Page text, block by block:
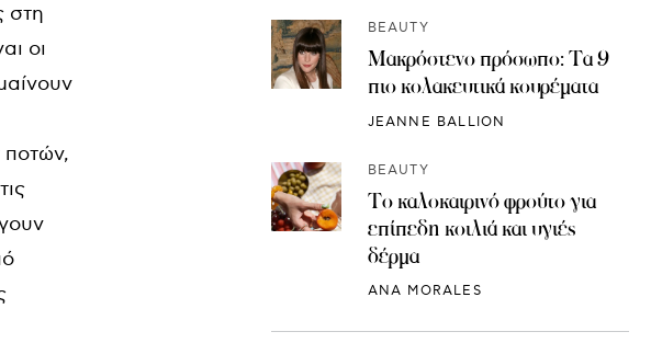
στη
οι
BEAUTY
Μακρόστενο πρόσωπο: Τα 9
πιο κολακευτικά κουρέματα
JEANNE BALLION
BEAUTY
Το καλοκαιρινό φρούτο για
επίπεδη κοιλιά και υγιές
δέρμα
ANA MORALES